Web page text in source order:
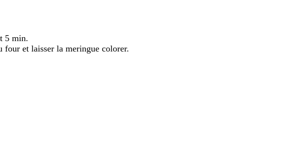
5 min.
four et laisser la meringue colorer.